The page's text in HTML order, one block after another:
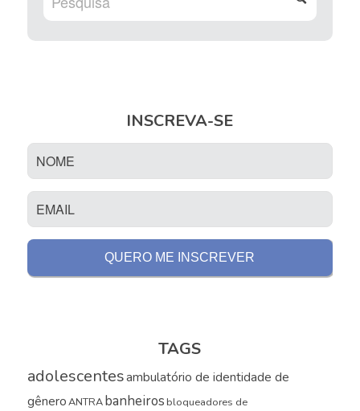
INSCREVA-SE
TAGS
adolescentesambulatório de identidade de
gêneroANTRAbanheiros bloqueadores de